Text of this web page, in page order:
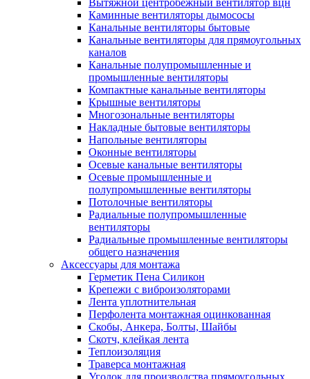
Вытяжной центробежный вентилятор вцн
Каминные вентиляторы дымососы
Канальные вентиляторы бытовые
Канальные вентиляторы для прямоугольных
каналов
Канальные полупромышленные и
промышленные вентиляторы
Компактные канальные вентиляторы
Крышные вентиляторы
Многозональные вентиляторы
Накладные бытовые вентиляторы
Напольные вентиляторы
Оконные вентиляторы
Осевые канальные вентиляторы
Осевые промышленные и
полупромышленные вентиляторы
Потолочные вентиляторы
Радиальные полупромышленные
вентиляторы
Радиальные промышленные вентиляторы
общего назначения
Аксессуары для монтажа
Герметик Пена Силикон
Крепежи с виброизоляторами
Лента уплотнительная
Перфолента монтажная оцинкованная
Скобы, Анкера, Болты, Шайбы
Скотч, клейкая лента
Теплоизоляция
Траверса монтажная
Уголок для производства прямоугольных